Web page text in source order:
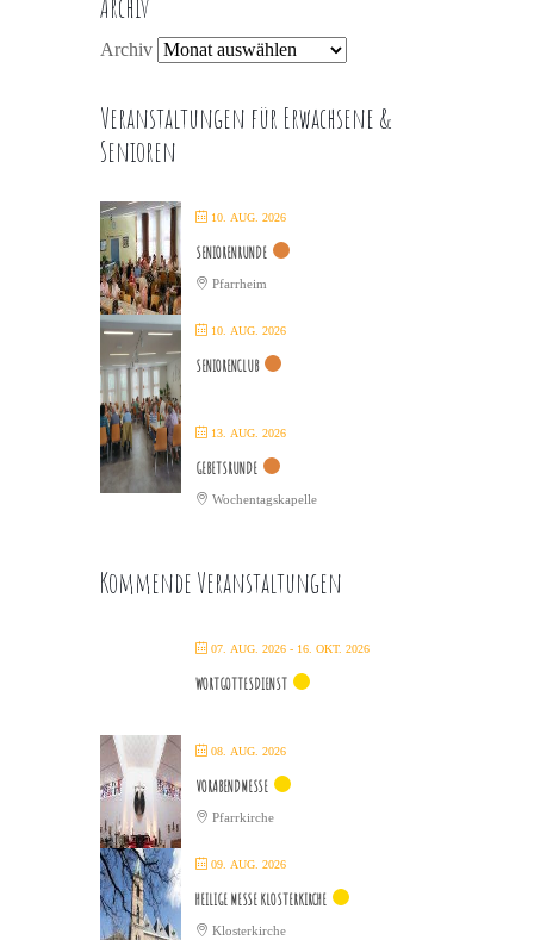
Archiv
Veranstaltungen für Erwachsene &
Senioren
10. AUG. 2026
SENIORENRUNDE
Pfarrheim
10. AUG. 2026
SENIORENCLUB
13. AUG. 2026
GEBETSRUNDE
Wochentagskapelle
Kommende Veranstaltungen
07. AUG. 2026 - 16. OKT. 2026
WORTGOTTESDIENST
08. AUG. 2026
VORABENDMESSE
Pfarrkirche
09. AUG. 2026
HEILIGE MESSE KLOSTERKIRCHE
Klosterkirche